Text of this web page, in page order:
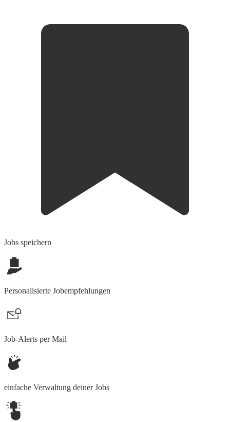
Jobs speichern
Personalisierte Jobempfehlungen
Job-Alerts per Mail
einfache Verwaltung deiner Jobs